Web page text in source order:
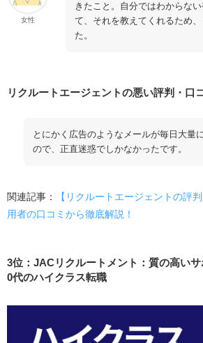
女性
きたこと。自分ではわからな
て、それを教えてくれるため
た。
リクルートエージェントの悪い評判・口
とにかく広告のようなメールが毎日大量
ので、正直迷惑でしかなかったです。
関連記事：
【リクルートエージェントの評
用者の口コミから徹底解説！
3位：JACリクルートメント：質の高い
0代のハイクラス転職